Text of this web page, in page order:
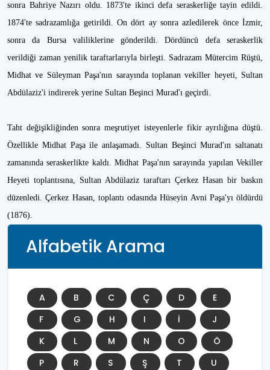
sonra Bahriye Nazırı oldu. 1873'te ikinci defa seraskerliğe tayin edildi.
1874'te sadrazamlığa getirildi. On dört ay sonra azledilerek önce İzmir,
sonra da Bursa valiliklerine gönderildi. Dördüncü defa seraskerlik
verildiği zaman yenilik taraftarlarıyla birleşti. Sadrazam Mütercim Rüştü,
Midhat ve Süleyman Paşa'nın sarayında toplanan vekiller heyeti, Sultan
Abdülaziz'i indirerek yerine Sultan Beşinci Murad'ı geçirdi.
Taht değişikliğinden sonra meşrutiyet isteyenlerle fikir ayrılığına düştü.
Özellikle Midhat Paşa ile anlaşamadı. Sultan Beşinci Murad'ın saltanatı
zamanında seraskerlikte kaldı. Midhat Paşa'nın sarayında yapılan Vekiller
Heyeti toplantısına, Sultan Abdülaziz taraftarı Çerkez Hasan bir baskın
düzenledi. Çerkez Hasan, toplantı odasında Hüseyin Avni Paşa'yı öldürdü
(1876).
Alfabetik Arama
A B C Ç D
E
F
G H I İ
J
K
L M N O
Ö
P
R S Ş T
U